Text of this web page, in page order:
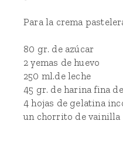
Para la crema
80 gr. de azúcar
2 yemas de huevo
250 ml.de leche
45 gr. de harina fina
4 hojas de gelatina
un chorrito de